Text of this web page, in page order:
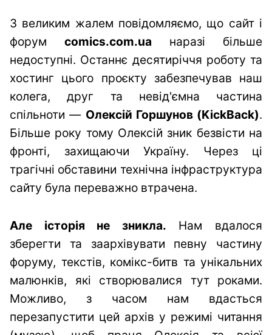
З великим жалем повідомляємо, що сайт і
форум comics.com.ua наразі більше
недоступні. Останнє десятиріччя роботу та
хостинг цього проєкту забезпечував наш
колега, друг та невід'ємна частина
спільноти — Олексій Горшунов (KickBack).
Більше року тому Олексій зник безвісти на
фронті, захищаючи Україну. Через ці
трагічні обставини технічна інфраструктура
сайту була переважно втрачена.
Але історія не зникла. Нам вдалося
зберегти та заархівувати певну частину
форуму, текстів, комікс-битв та унікальних
малюнків, які створювалися тут роками.
Можливо, з часом нам вдасться
перезапустити цей архів у режимі читання